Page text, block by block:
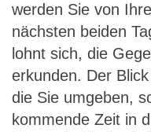
werden Sie von
nächsten beiden
lohnt sich, die
erkunden. Der
die Sie umgeben,
kommende Zeit in